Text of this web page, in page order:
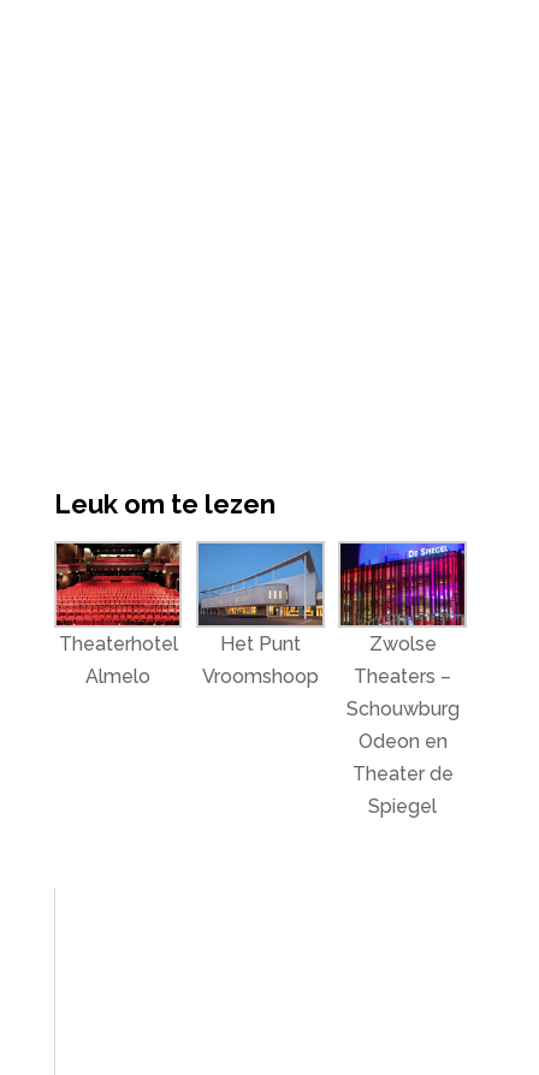
Leuk om te lezen
Theaterhotel
Almelo
Het Punt
Vroomshoop
Zwolse
Theaters –
Schouwburg
Odeon en
Theater de
Spiegel